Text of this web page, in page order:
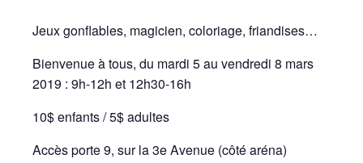
Jeux gonflables, magicien, coloriage, friandises…
Bienvenue à tous, du mardi 5 au vendredi 8 mars
2019 : 9h-12h et 12h30-16h
10$ enfants / 5$ adultes
Accès porte 9, sur la 3e Avenue (côté aréna)